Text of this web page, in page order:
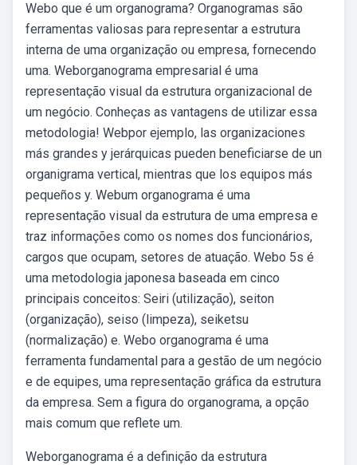
Webo que é um organograma? Organogramas são
ferramentas valiosas para representar a estrutura
interna de uma organização ou empresa, fornecendo
uma. Weborganograma empresarial é uma
representação visual da estrutura organizacional de
um negócio. Conheças as vantagens de utilizar essa
metodologia! Webpor ejemplo, las organizaciones
más grandes y jerárquicas pueden beneficiarse de un
organigrama vertical, mientras que los equipos más
pequeños y. Webum organograma é uma
representação visual da estrutura de uma empresa e
traz informações como os nomes dos funcionários,
cargos que ocupam, setores de atuação. Webo 5s é
uma metodologia japonesa baseada em cinco
principais conceitos: Seiri (utilização), seiton
(organização), seiso (limpeza), seiketsu
(normalização) e. Webo organograma é uma
ferramenta fundamental para a gestão de um negócio
e de equipes, uma representação gráfica da estrutura
da empresa. Sem a figura do organograma, a opção
mais comum que reflete um.
Weborganograma é a definição da estrutura